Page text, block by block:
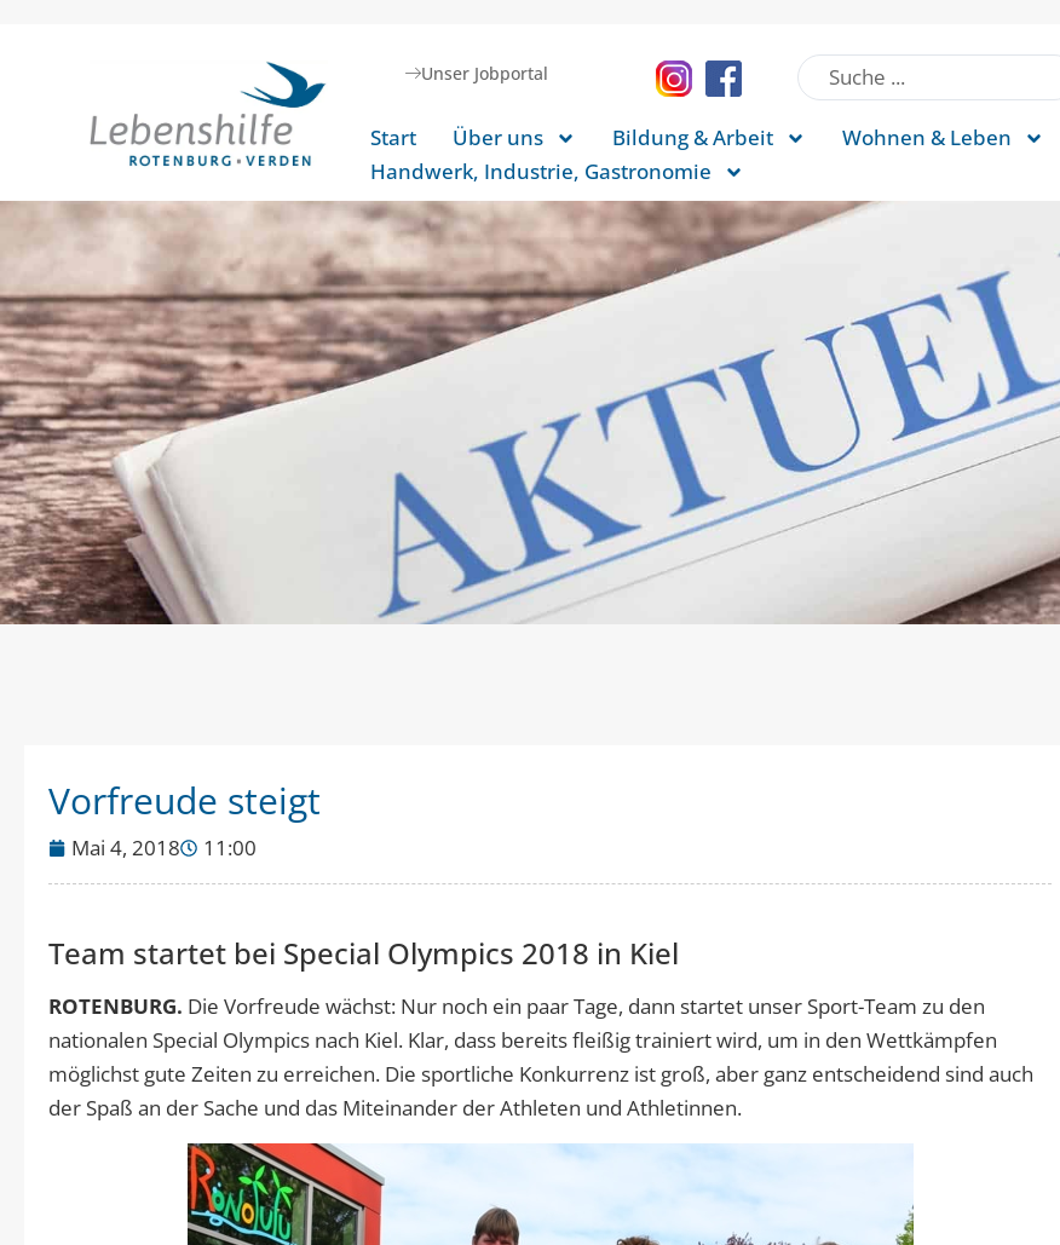
Unser Jobportal
Start Über uns Bildung & Arbeit Wohnen & Leben
Handwerk, Industrie, Gastronomie
Vorfreude steigt
Mai 4, 2018 11:00
Team startet bei Special Olympics 2018 in Kiel
ROTENBURG. Die Vorfreude wächst: Nur noch ein paar Tage, dann startet unser Sport-Team zu den
nationalen Special Olympics nach Kiel. Klar, dass bereits fleißig trainiert wird, um in den Wettkämpfen
möglichst gute Zeiten zu erreichen. Die sportliche Konkurrenz ist groß, aber ganz entscheidend sind auch
der Spaß an der Sache und das Miteinander der Athleten und Athletinnen.